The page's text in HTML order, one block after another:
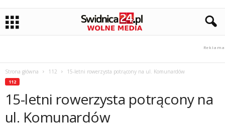
Strona główna 112 15-letni rowerzysta potrącony na ul. Komunardów
112
15-letni rowerzysta potrącony na
ul. Komunardów